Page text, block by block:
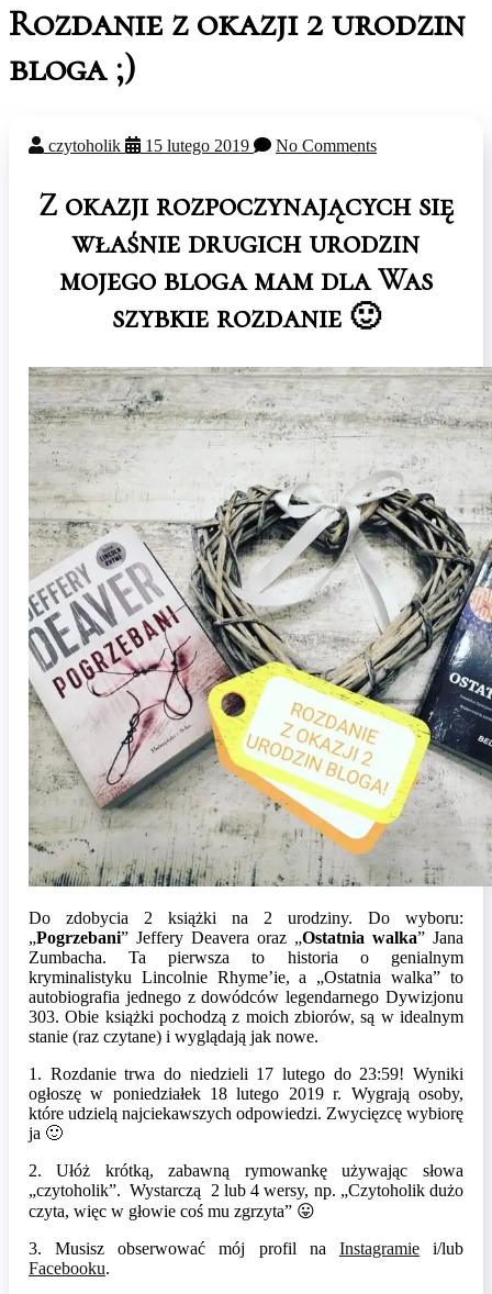
Rozdanie z okazji 2 urodzin
bloga ;)
czytoholik 15 lutego 2019 No Comments
Z okazji rozpoczynających się
właśnie drugich urodzin
mojego bloga mam dla Was
szybkie rozdanie 🙂
Do zdobycia 2 książki na 2 urodziny. Do wyboru:
„Pogrzebani” Jeffery Deavera oraz „Ostatnia walka” Jana
Zumbacha. Ta pierwsza to historia o genialnym
kryminalistyku Lincolnie Rhyme’ie, a „Ostatnia walka” to
autobiografia jednego z dowódców legendarnego Dywizjonu
303. Obie książki pochodzą z moich zbiorów, są w idealnym
stanie (raz czytane) i wyglądają jak nowe.
1. Rozdanie trwa do niedzieli 17 lutego do 23:59! Wyniki
ogłoszę w poniedziałek 18 lutego 2019 r. Wygrają osoby,
które udzielą najciekawszych odpowiedzi. Zwycięzcę wybiorę
ja 🙂
2. Ułóż krótką, zabawną rymowankę używając słowa
„czytoholik”. Wystarczą 2 lub 4 wersy, np. „Czytoholik dużo
czyta, więc w głowie coś mu zgrzyta” 😛
3. Musisz obserwować mój profil na Instagramiei/lub
Facebooku.